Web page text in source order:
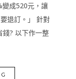
變成520元，讓
退訂。」 針對
? 以下作一整